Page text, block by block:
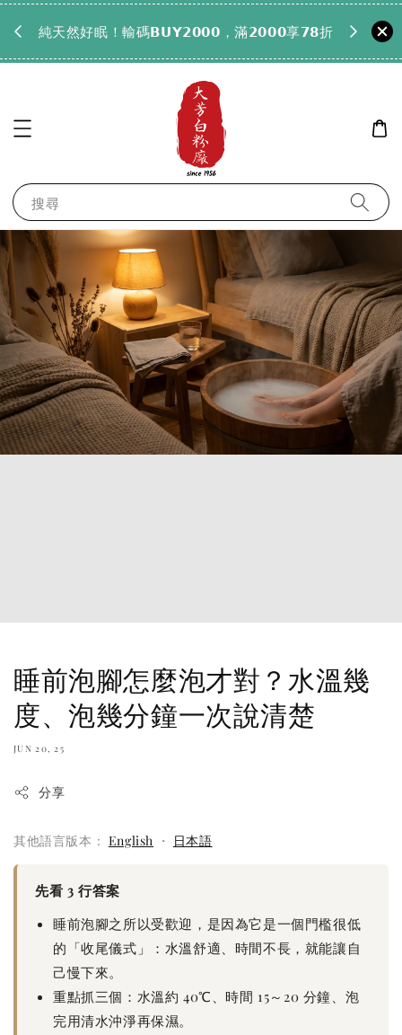
純天然好眠！輸碼𝗕𝗨𝗬𝟮𝟬𝟬𝟬，滿𝟮𝟬𝟬𝟬享𝟳𝟴折
搜尋
睡前泡腳怎麼泡才對？水溫幾
度、泡幾分鐘一次說清楚
JUN 20, 25
分享
其他語言版本： English ・ 日本語
先看 3 行答案
睡前泡腳之所以受歡迎，是因為它是一個門檻很低
的「收尾儀式」：水溫舒適、時間不長，就能讓自
己慢下來。
重點抓三個：水溫約 40℃、時間 15～20 分鐘、泡
完用清水沖淨再保濕。